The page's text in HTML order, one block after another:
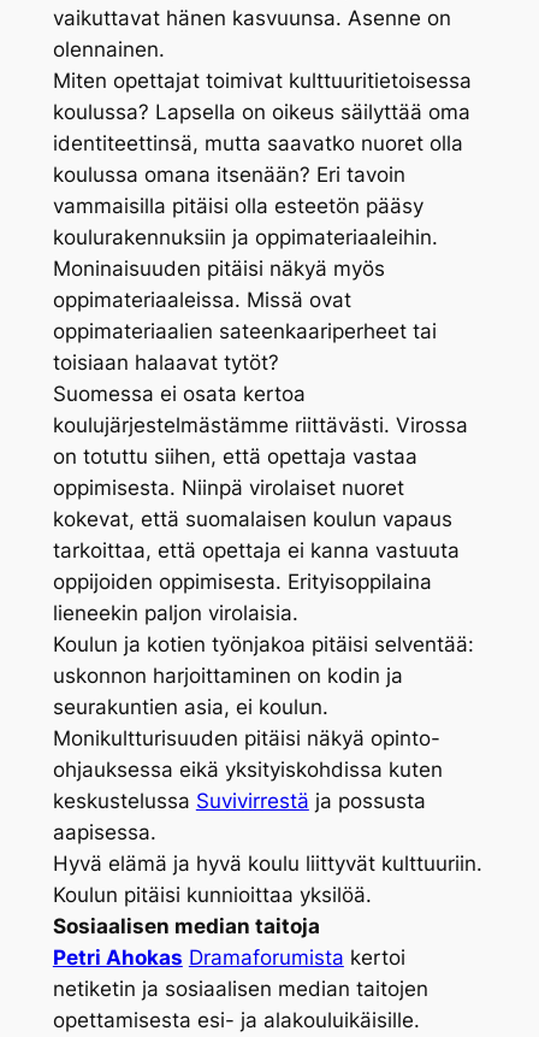
vaikuttavat hänen kasvuunsa. Asenne on
olennainen.
Miten opettajat toimivat kulttuuritietoisessa
koulussa? Lapsella on oikeus säilyttää oma
identiteettinsä, mutta saavatko nuoret olla
koulussa omana itsenään? Eri tavoin
vammaisilla pitäisi olla esteetön pääsy
koulurakennuksiin ja oppimateriaaleihin.
Moninaisuuden pitäisi näkyä myös
oppimateriaaleissa. Missä ovat
oppimateriaalien sateenkaariperheet tai
toisiaan halaavat tytöt?
Suomessa ei osata kertoa
koulujärjestelmästämme riittävästi. Virossa
on totuttu siihen, että opettaja vastaa
oppimisesta. Niinpä virolaiset nuoret
kokevat, että suomalaisen koulun vapaus
tarkoittaa, että opettaja ei kanna vastuuta
oppijoiden oppimisesta. Erityisoppilaina
lieneekin paljon virolaisia.
Koulun ja kotien työnjakoa pitäisi selventää:
uskonnon harjoittaminen on kodin ja
seurakuntien asia, ei koulun.
Monikultturisuuden pitäisi näkyä opinto-
ohjauksessa eikä yksityiskohdissa kuten
keskustelussa Suvivirrestä ja possusta
aapisessa.
Hyvä elämä ja hyvä koulu liittyvät kulttuuriin.
Koulun pitäisi kunnioittaa yksilöä.
Sosiaalisen median taitoja
Petri Ahokas Dramaforumista kertoi
netiketin ja sosiaalisen median taitojen
opettamisesta esi- ja alakouluikäisille.